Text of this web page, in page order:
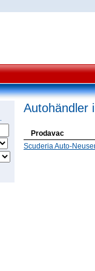
Autohändler
Prodavac
Scuderia Auto-